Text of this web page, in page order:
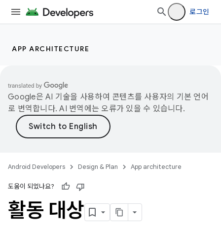
로그인
APP ARCHITECTURE
Google은 AI 기술을 사용하여 콘텐츠를 사용자의 기본 언어
로 번역합니다. AI 번역에는 오류가 있을 수 있습니다.
Android Developers Design & Plan App architecture
도움이 되었나요?
활동 대상